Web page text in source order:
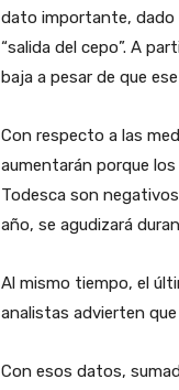
dato importante, dado
“salida del cepo”. A
baja a pesar de que
Con respecto a las
aumentarán porque
Todesca son
año, se agudizará
Al mismo tiempo, el
analistas advierten
Con esos datos,